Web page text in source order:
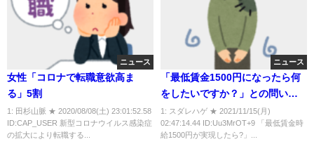
ニュース
女性「コロナで転職意欲高ま
る」5割
1: 田杉山脈 ★ 2020/08/08(土) 23:01:52.58
ID:CAP_USER 新型コロナウイルス感染症
の拡大により転職する...
ニュース
「最低賃金1500円になったら何
をしたいですか？」との問いに
「病院へ行きたい」と答える若
者が３割で最多 衝撃的な貧困
の実態が明らかに
1: スダレハゲ ★ 2021/11/15(月)
02:47:14.44 ID:Uu3MrOT+9 「最低賃金時
給1500円が実現したら?」...